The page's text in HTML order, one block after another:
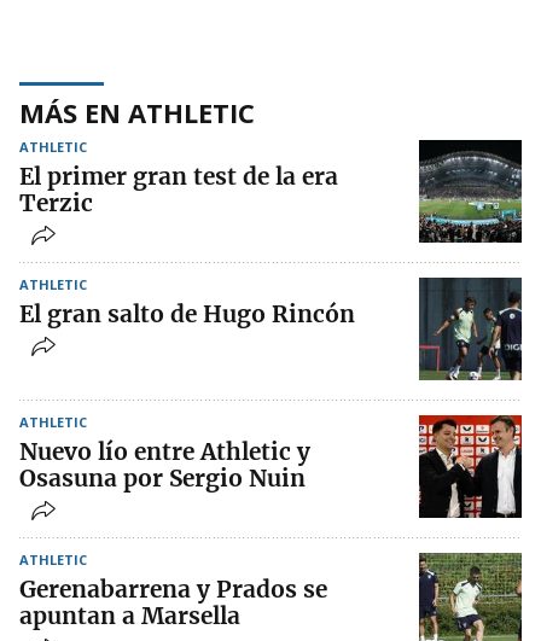
MÁS EN ATHLETIC
ATHLETIC
El primer gran test de la era
Terzic
ATHLETIC
El gran salto de Hugo Rincón
ATHLETIC
Nuevo lío entre Athletic y
Osasuna por Sergio Nuin
ATHLETIC
Gerenabarrena y Prados se
apuntan a Marsella